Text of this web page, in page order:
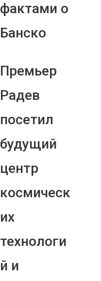
фактами о
Банско
Премьер
Радев
посетил
будущий
центр
космическ
их
технологи
й и